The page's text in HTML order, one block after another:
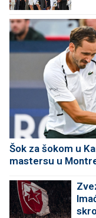
Šok za šokom u
mastersu u